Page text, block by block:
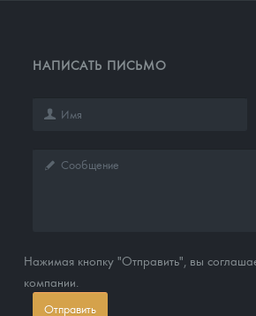
НАПИСАТЬ ПИСЬМО
Нажимая кнопку "Отправить", вы
компании.
Отправить